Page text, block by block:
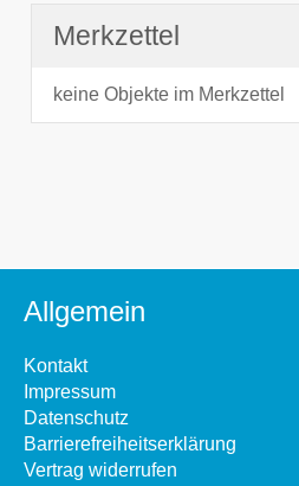
Merkzettel
keine Objekte im Merkzettel
Allgemein
Kontakt
Impressum
Datenschutz
Barrierefreiheitserklärung
Vertrag widerrufen